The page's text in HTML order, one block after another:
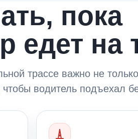
пока
едет на
трассе важно не только
чтобы водитель подъехал